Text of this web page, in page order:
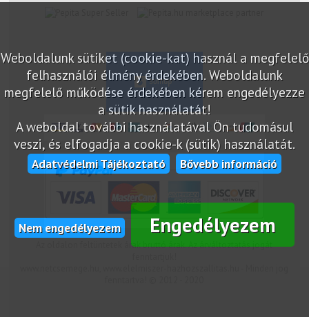
Weboldalunk sütiket (cookie-kat) használ a megfelelő
felhasználói élmény érdekében. Weboldalunk
megfelelő működése érdekében kérem engedélyezze
a sütik használatát!
A weboldal további használatával Ön tudomásul
veszi, és elfogadja a cookie-k (sütik) használatát.
Adatvédelmi Tájékoztató Bővebb információ
Nem engedélyezem Engedélyezem
Az oldalon feltüntetek árak bruttó árak. Az árváltoztatás jogát